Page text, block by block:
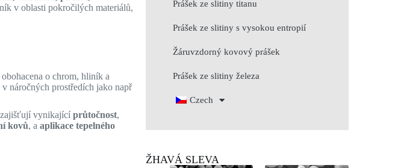
v oblasti pokročilých materiálů,
o chrom, hliník a
v náročných prostředích jako např
zajišťují vynikajícíprůtočnost,
kovů, aaplikace tepelného
Prášek ze slitiny titanu
Prášek ze slitiny s vysokou entropií
Žáruvzdorný kovový prášek
Prášek ze slitiny železa
Czech
ŽHAVÁ SLEVA